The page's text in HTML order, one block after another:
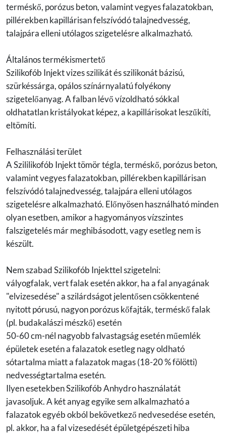
terméskő, porózus beton, valamint vegyes falazatokban,
pillérekben kapillárisan felszívódó talajnedvesség,
talajpára elleni utólagos szigetelésre alkalmazható.
Általános termékismertető
Szilikofób Injekt vizes szilikát és szilikonát bázisú,
szürkéssárga, opálos színárnyalatú folyékony
szigetelőanyag. A falban lévő vízoldható sókkal
oldhatatlan kristályokat képez, a kapillárisokat leszűkíti,
eltömíti.
Felhasználási terület
A Szililikofób Injekt tömör tégla, terméskő, porózus beton,
valamint vegyes falazatokban, pillérekben kapillárisan
felszívódó talajnedvesség, talajpára elleni utólagos
szigetelésre alkalmazható. Előnyösen használható minden
olyan esetben, amikor a hagyományos vízszintes
falszigetelés már meghibásodott, vagy esetleg nem is
készült.
Nem szabad Szilikofób Injekttel szigetelni:
vályogfalak, vert falak esetén akkor, ha a fal anyagának
"elvizesedése" a szilárdságot jelentősen csökkentené
nyitott pórusú, nagyon porózus kőfajták, terméskő falak
(pl. budakalászi mészkő) esetén
50-60 cm-nél nagyobb falvastagság esetén műemlék
épületek esetén a falazatok esetleg nagy oldható
sótartalma miatt a falazatok magas (18-20 % fölötti)
nedvességtartalma esetén.
Ilyen esetekben Szilikofób Anhydro használatát
javasoljuk. A két anyag egyike sem alkalmazható a
falazatok egyéb okból bekövetkező nedvesedése esetén,
pl. akkor, ha a fal vizesedését épületgépészeti hiba